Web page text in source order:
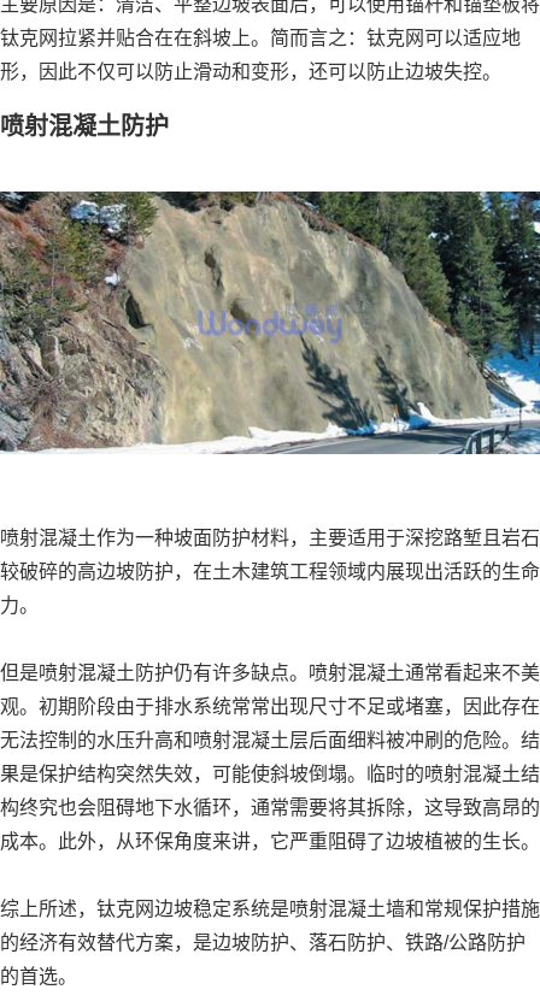
钛克网拉紧并贴合在在斜坡上。简而言之：钛克网可以适应地
形，因此不仅可以防止滑动和变形，还可以防止边坡失控。
喷射混凝土防护
喷射混凝土作为一种坡面防护材料，主要适用于深挖路堑且岩石
较破碎的高边坡防护，在土木建筑工程领域内展现出活跃的生命
力。
但是喷射混凝土防护仍有许多缺点。喷射混凝土通常看起来不美
观。初期阶段由于排水系统常常出现尺寸不足或堵塞，因此存在
无法控制的水压升高和喷射混凝土层后面细料被冲刷的危险。结
果是保护结构突然失效，可能使斜坡倒塌。临时的喷射混凝土结
构终究也会阻碍地下水循环，通常需要将其拆除，这导致高昂的
成本。此外，从环保角度来讲，它严重阻碍了边坡植被的生长。
综上所述，钛克网边坡稳定系统是喷射混凝土墙和常规保护措施
的经济有效替代方案，是边坡防护、落石防护、铁路/公路防护
的首选。